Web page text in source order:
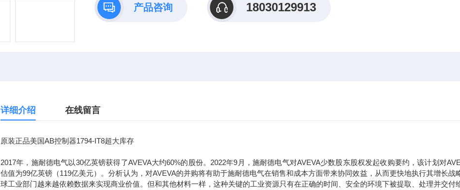
产品咨询 18030129913
详细介绍 在线留言
原装正品美国AB控制器1794-IT8超大库存
2017年，施耐德电气以30亿英镑获得了AVEVA大约60%的股份。2022年9月，施耐德电气对AVEVA少数股东股权发起收购要约，该计划对
估值为99亿英镑（119亿美元）。分析认为，对AVEVA的并购将有助于施耐德电气在销售和成本方面带来协同效益，从而更快地执行其增长战
球工业部门越来越依赖数据来实现商业价值。但和其他材料一样，这种关键的工业资源只有在正确的时间、安全的环境下被提取、处理并交付